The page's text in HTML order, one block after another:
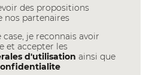
des propositions
nos partenaires
je reconnais avoir
et accepter les
d'utilisation ainsi que